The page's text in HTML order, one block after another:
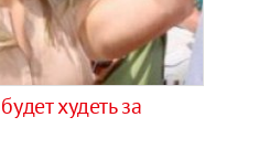
худеть за